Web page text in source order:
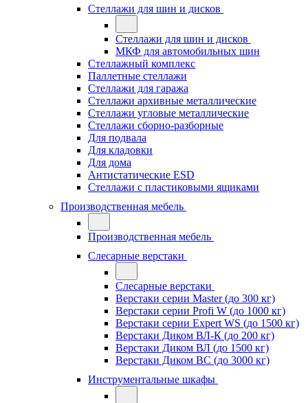
Стеллажи для шин и дисков
Стеллажи для шин и дисков
МКФ для автомобильных шин
Стеллажный комплекс
Паллетные стеллажи
Стеллажи для гаража
Стеллажи архивные металлические
Стеллажи угловые металлические
Стеллажи сборно-разборные
Для подвала
Для кладовки
Для дома
Антистатические ESD
Стеллажи с пластиковыми ящиками
Производственная мебель
Производственная мебель
Слесарные верстаки
Слесарные верстаки
Верстаки серии Master (до 300 кг)
Верстаки серии Profi W (до 1000 кг)
Верстаки серии Expert WS (до 1500 кг)
Верстаки Диком ВЛ-К (до 200 кг)
Верстаки Диком ВЛ (до 1500 кг)
Верстаки Диком ВС (до 3000 кг)
Инструментальные шкафы